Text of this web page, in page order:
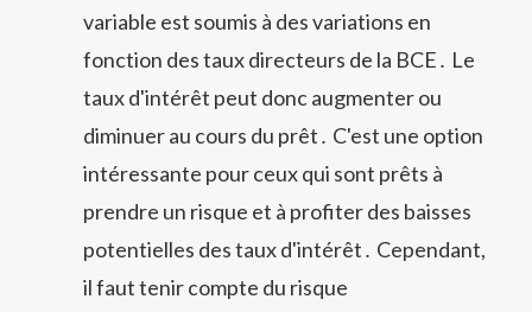
variable est soumis à des variations en
fonction des taux directeurs de la BCE․ Le
taux d'intérêt peut donc augmenter ou
diminuer au cours du prêt․ C'est une option
intéressante pour ceux qui sont prêts à
prendre un risque et à profiter des baisses
potentielles des taux d'intérêt․ Cependant,
il faut tenir compte du risque